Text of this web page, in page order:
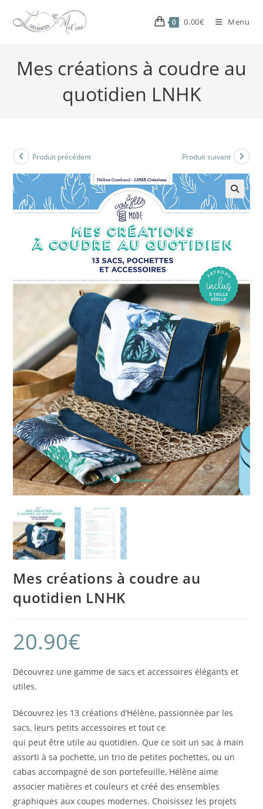
0 0.00€ Menu
Mes créations à coudre au
quotidien LNHK
Produit précédent Produit suivant
Mes créations à coudre au
quotidien LNHK
20.90€
Découvrez une gamme de sacs et accessoires élégants et
utiles.
Découvrez les 13 créations d’Hélène, passionnée par les
sacs, leurs petits accessoires et tout ce
qui peut être utile au quotidien. Que ce soit un sac à main
assorti à sa pochette, un trio de petites pochettes, ou un
cabas accompagné de son portefeuille, Hélène aime
associer matières et couleurs et créé des ensembles
graphiques aux coupes modernes. Choisissez les projets